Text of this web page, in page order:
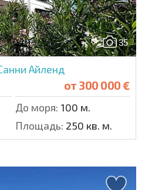
35
Айленд
от 300 000 €
До моря: 100 м.
Площадь: 250 кв. м.